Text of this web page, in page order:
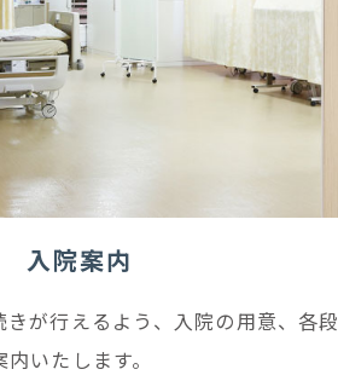
入院案内
が行えるよう、入院の用意、各段
いたします。